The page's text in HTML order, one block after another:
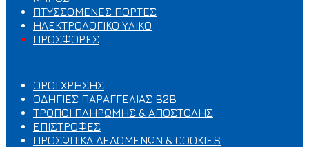
ΠΤΥΣΣΟΜΕΝΕΣ ΠΟΡΤΕΣ
ΗΛΕΚΤΡΟΛΟΓΙΚΟ ΥΛΙΚΟ
ΠΡΟΣΦΟΡΕΣ
ΟΡΟΙ ΧΡΗΣΗΣ
ΟΔΗΓΙΕΣ ΠΑΡΑΓΓΕΛΙΑΣ B2B
ΤΡΟΠΟΙ ΠΛΗΡΩΜΗΣ & ΑΠΟΣΤΟΛΗΣ
ΕΠΙΣΤΡΟΦΕΣ
ΠΡΟΣΩΠΙΚΑ ΔΕΔΟΜΕΝΩΝ & COOKIES